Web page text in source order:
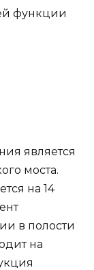
функции
является
моста.
на 14
в полости
на